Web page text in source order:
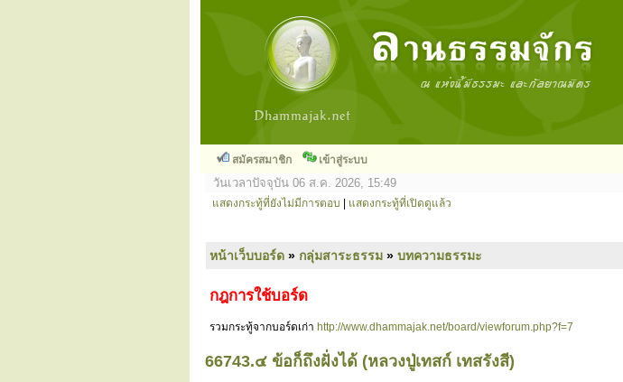
สมัครสมาชิก เข้าสู่ระบบ
วันเวลาปัจจุบัน 06 ส.ค. 2026, 15:49
แสดงกระทู้ที่ยังไม่มีการตอบ แสดงกระทู้ที่เปิดดูแล้ว
หน้าเว็บบอร์ด » กลุ่มสาระธรรม » บทความธรรมะ
กฎการใช้บอร์ด
รวมกระทู้จากบอร์ดเก่า http://www.dhammajak.net/board/viewforum.php?f=7
66743.๔ ข้อก็ถึงฝั่งได้ (หลวงปู่เทสก์ เทสรังสี)